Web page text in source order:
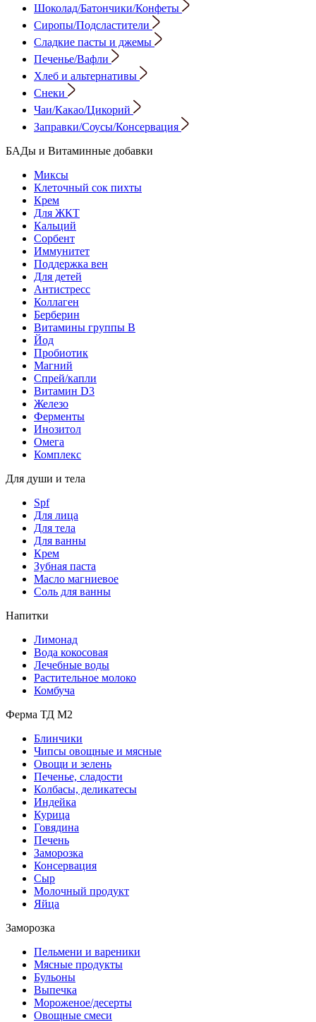
Шоколад/Батончики/Конфеты
Сиропы/Подсластители
Сладкие пасты и джемы
Печенье/Вафли
Хлеб и альтернативы
Снеки
Чаи/Какао/Цикорий
Заправки/Соусы/Консервация
БАДы и Витаминные добавки
Миксы
Клеточный сок пихты
Крем
Для ЖКТ
Кальций
Сорбент
Иммунитет
Поддержка вен
Для детей
Антистресс
Коллаген
Берберин
Витамины группы B
Йод
Пробиотик
Магний
Спрей/капли
Витамин D3
Железо
Ферменты
Инозитол
Омега
Комплекс
Для души и тела
Spf
Для лица
Для тела
Для ванны
Крем
Зубная паста
Масло магниевое
Соль для ванны
Напитки
Лимонад
Вода кокосовая
Лечебные воды
Растительное молоко
Комбуча
Ферма ТД М2
Блинчики
Чипсы овощные и мясные
Овощи и зелень
Печенье, сладости
Колбасы, деликатесы
Индейка
Курица
Говядина
Печень
Заморозка
Консервация
Сыр
Молочный продукт
Яйца
Заморозка
Пельмени и вареники
Мясные продукты
Бульоны
Выпечка
Мороженое/десерты
Овощные смеси